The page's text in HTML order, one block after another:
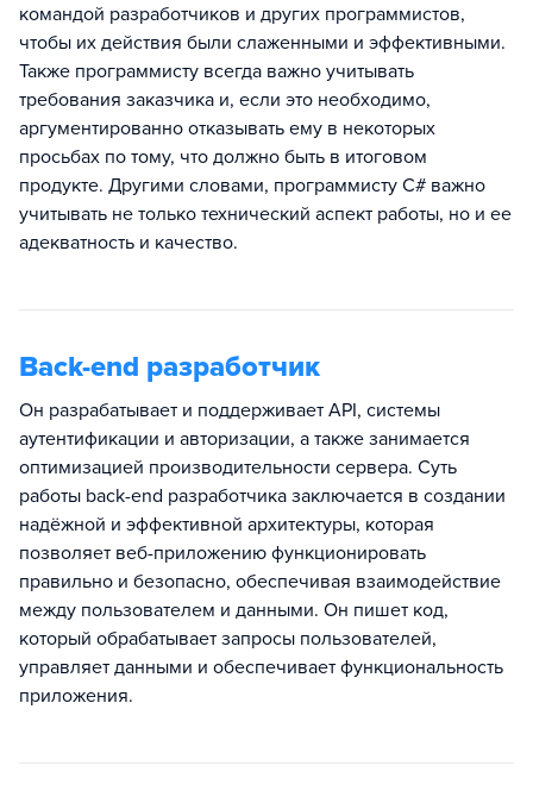
командой разработчиков и других программистов,
чтобы их действия были слаженными и эффективными.
Также программисту всегда важно учитывать
требования заказчика и, если это необходимо,
аргументированно отказывать ему в некоторых
просьбах по тому, что должно быть в итоговом
продукте. Другими словами, программисту C# важно
учитывать не только технический аспект работы, но и ее
адекватность и качество.
Back-end разработчик
Он разрабатывает и поддерживает API, системы
аутентификации и авторизации, а также занимается
оптимизацией производительности сервера. Суть
работы back-end разработчика заключается в создании
надёжной и эффективной архитектуры, которая
позволяет веб-приложению функционировать
правильно и безопасно, обеспечивая взаимодействие
между пользователем и данными. Он пишет код,
который обрабатывает запросы пользователей,
управляет данными и обеспечивает функциональность
приложения.